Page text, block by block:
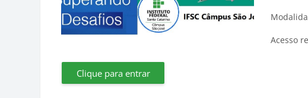
Acesso
Clique para entrar